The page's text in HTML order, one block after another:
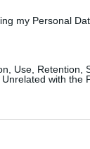
my Personal
Use, Retention,
with the